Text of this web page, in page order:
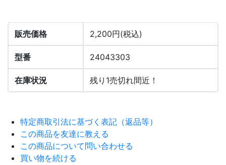
販売価格 2,200円(税込)
型番 24043303
在庫状況 残り1売切れ間近！
特定商取引法に基づく表記（返品等）
この商品を友達に教える
この商品について問い合わせる
買い物を続ける